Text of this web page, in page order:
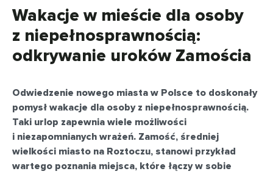
Wakacje w mieście dla osoby
z niepełnosprawnością:
odkrywanie uroków Zamościa
Odwiedzenie nowego miasta w Polsce to doskonały
pomysł wakacje dla osoby z niepełnosprawnością.
Taki urlop zapewnia wiele możliwości
i niezapomnianych wrażeń. Zamość, średniej
wielkości miasto na Roztoczu, stanowi przykład
wartego poznania miejsca, które łączy w sobie